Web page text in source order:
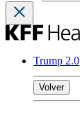
Trump 2.0
Volver